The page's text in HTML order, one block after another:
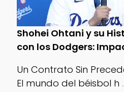
Shohei Ohtani y su
con los Dodgers:
Un Contrato Sin
El mundo del béisbol h